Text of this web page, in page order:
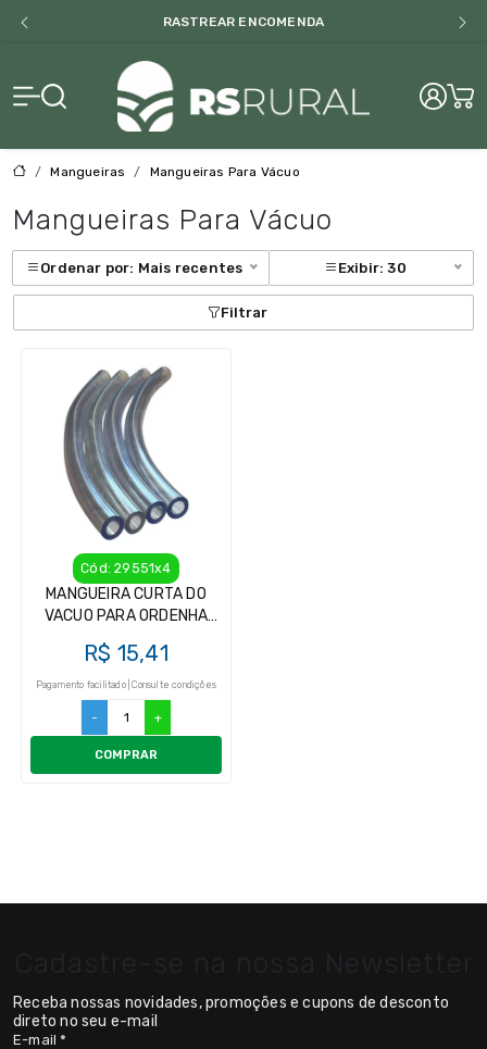
RASTREAR ENCOMENDA
RS Rural
Mangueiras Mangueiras Para Vácuo
Mangueiras Para Vácuo
Ordenar por: Mais recentes Exibir: 30
Filtrar
Cód: 29551x4
MANGUEIRA CURTA DO
VACUO PARA ORDENHA
UNIDADES)
R$ 15,41
Pagamento facilitado | Consulte condições
- +
COMPRAR
Cadastre-se na nossa Newsletter
Receba nossas novidades, promoções e cupons de desconto
direto no seu e-mail
E-mail*